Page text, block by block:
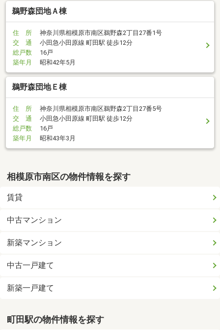
鵜野森団地Ａ棟
住 所
神奈川県相模原市南区鵜野森2丁目27番1号
交 通
小田急小田原線 町田駅 徒歩12分
総戸数
16戸
築年月
昭和42年5月
鵜野森団地Ｅ棟
住 所
神奈川県相模原市南区鵜野森2丁目27番5号
交 通
小田急小田原線 町田駅 徒歩12分
総戸数
16戸
築年月
昭和43年3月
相模原市南区の物件情報を探す
賃貸
中古マンション
新築マンション
中古一戸建て
新築一戸建て
町田駅の物件情報を探す